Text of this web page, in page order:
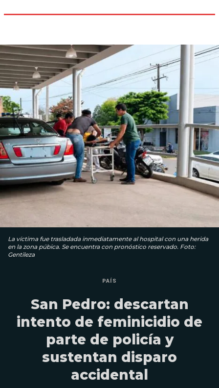
La víctima fue trasladada inmediatamente al hospital con una herida
en la zona púbica. Se encuentra con pronóstico reservado. Foto:
Gentileza
PAÍS
San Pedro: descartan
intento de feminicidio de
parte de policía y
sustentan disparo
accidental